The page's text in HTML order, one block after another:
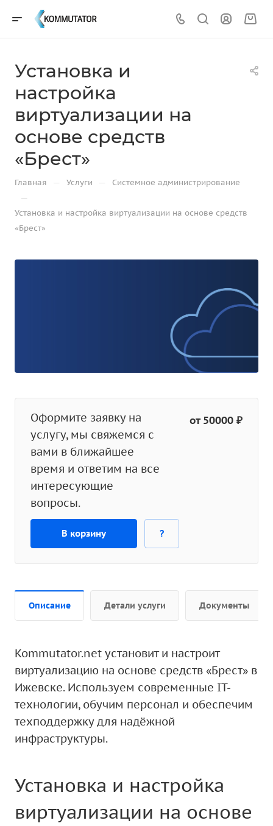
Установка и
настройка
виртуализации на
основе средств
«Брест»
Главная — Услуги — Системное администрирование
—
Установка и настройка виртуализации на основе средств
«Брест»
Оформите заявку на
услугу, мы свяжемся с
вами в ближайшее
время и ответим на все
интересующие
вопросы.
от 50000 ₽
В корзину ?
Описание Детали услуги Документы
Kommutator.net установит и настроит
виртуализацию на основе средств «Брест» в
Ижевске. Используем современные IT-
технологии, обучим персонал и обеспечим
техподдержку для надёжной
инфраструктуры.
Установка и настройка
виртуализации на основе